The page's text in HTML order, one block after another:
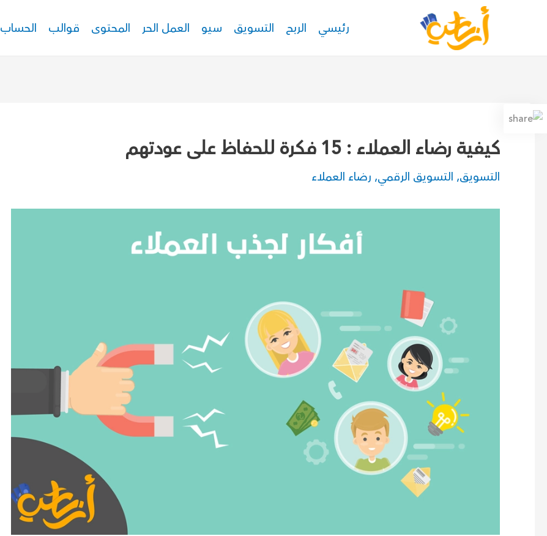
رئيسي الربح التسويق سيو العمل الحر المحتوى قوالب الحساب
كيفية رضاء العملاء : 15 فكرة للحفاظ على عودتهم
التسويق, التسويق الرقمي, رضاء العملاء